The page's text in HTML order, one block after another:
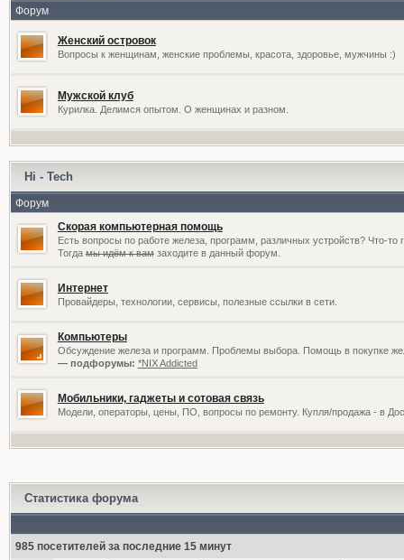
Форум
Женский островок
Вопросы к женщинам, женские проблемы, красота, здоровье, мужчины :)
Мужской клуб
Курилка. Делимся опытом. О женщинах и разном.
Hi - Tech
Форум
Скорая компьютерная помощь
Есть вопросы по работе железа, программ, различных устройств? Что-то
Тогдамы идём к вамзаходите в данный форум.
Интернет
Провайдеры, технологии, сервисы, полезные ссылки в сети.
Компьютеры
Обсуждение железа и программ. Проблемы выбора. Помощь в покупке
— подфорумы: *NIX Addicted
Мобильники, гаджеты и сотовая связь
Модели, операторы, цены, ПО, вопросы по ремонту. Купля/продажа - в
Статистика форума
985 посетителей за последние 15 минут